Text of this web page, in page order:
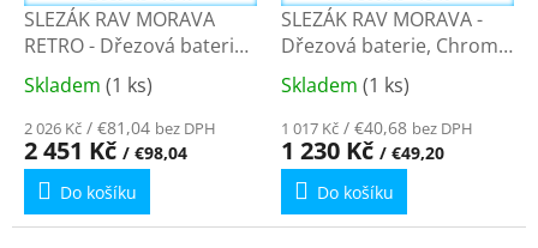
A
R
M
A
SLEZÁK RAV MORAVA
RETRO - Dřezová baterie,
Chrom MK120.0/8 - 3/8"
Průměrné
hodnocení
produktu
je
5,0
z
Skladem (1 ks)
2 026 Kč / €81,04 bez DPH
2 451 Kč / €98,04
Do košíku
SLEZÁK RAV MORAVA -
Dřezová baterie, Chrom
MK102.0/27 - 100 mm
Průměrné
hodnocení
produktu
je
3,5
z
Skladem (1 ks)
1 017 Kč / €40,68 bez DPH
1 230 Kč / €49,20
Do košíku